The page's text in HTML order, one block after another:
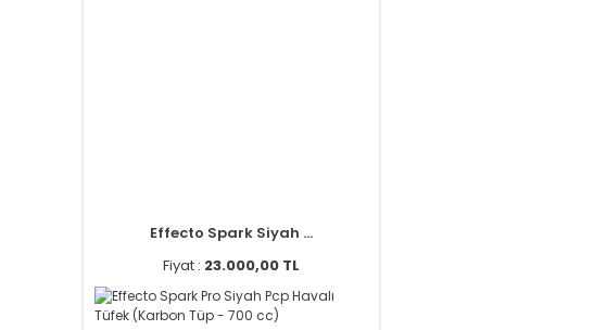
Effecto Spark Siyah ...
Fiyat : 23.000,00 TL